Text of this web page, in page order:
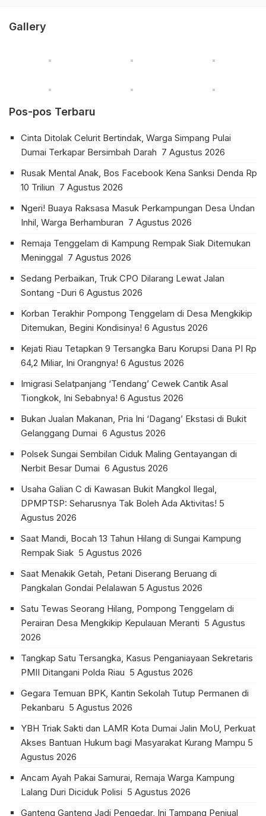
Gallery
Pos-pos Terbaru
Cinta Ditolak Celurit Bertindak, Warga Simpang Pulai
Dumai Terkapar Bersimbah Darah 7 Agustus 2026
Rusak Mental Anak, Bos Facebook Kena Sanksi Denda Rp
10 Triliun 7 Agustus 2026
Ngeri! Buaya Raksasa Masuk Perkampungan Desa Undan
Inhil, Warga Berhamburan 7 Agustus 2026
Remaja Tenggelam di Kampung Rempak Siak Ditemukan
Meninggal 7 Agustus 2026
Sedang Perbaikan, Truk CPO Dilarang Lewat Jalan
Sontang -Duri 6 Agustus 2026
Korban Terakhir Pompong Tenggelam di Desa Mengkikip
Ditemukan, Begini Kondisinya! 6 Agustus 2026
Kejati Riau Tetapkan 9 Tersangka Baru Korupsi Dana PI Rp
64,2 Miliar, Ini Orangnya! 6 Agustus 2026
Imigrasi Selatpanjang ‘Tendang’ Cewek Cantik Asal
Tiongkok, Ini Sebabnya! 6 Agustus 2026
Bukan Jualan Makanan, Pria Ini ‘Dagang’ Ekstasi di Bukit
Gelanggang Dumai 6 Agustus 2026
Polsek Sungai Sembilan Ciduk Maling Gentayangan di
Nerbit Besar Dumai 6 Agustus 2026
Usaha Galian C di Kawasan Bukit Mangkol Ilegal,
DPMPTSP: Seharusnya Tak Boleh Ada Aktivitas! 5
Agustus 2026
Saat Mandi, Bocah 13 Tahun Hilang di Sungai Kampung
Rempak Siak 5 Agustus 2026
Saat Menakik Getah, Petani Diserang Beruang di
Pangkalan Gondai Pelalawan 5 Agustus 2026
Satu Tewas Seorang Hilang, Pompong Tenggelam di
Perairan Desa Mengkikip Kepulauan Meranti 5 Agustus
2026
Tangkap Satu Tersangka, Kasus Penganiayaan Sekretaris
PMII Ditangani Polda Riau 5 Agustus 2026
Gegara Temuan BPK, Kantin Sekolah Tutup Permanen di
Pekanbaru 5 Agustus 2026
YBH Triak Sakti dan LAMR Kota Dumai Jalin MoU, Perkuat
Akses Bantuan Hukum bagi Masyarakat Kurang Mampu 5
Agustus 2026
Ancam Ayah Pakai Samurai, Remaja Warga Kampung
Lalang Duri Diciduk Polisi 5 Agustus 2026
Ganteng Ganteng Jadi Pengedar, Ini Tampang Penjual